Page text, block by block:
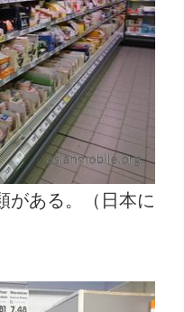
がある。（日本に